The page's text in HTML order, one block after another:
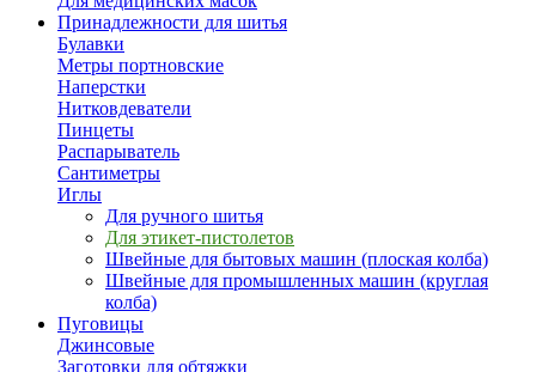
Принадлежности для шитья
Булавки
Метры портновские
Наперстки
Нитковдеватели
Пинцеты
Распарыватель
Сантиметры
Иглы
Для ручного шитья
Для этикет-пистолетов
Швейные для бытовых машин (плоская колба)
Швейные для промышленных машин (круглая
колба)
Пуговицы
Джинсовые
Заготовки для обтяжки